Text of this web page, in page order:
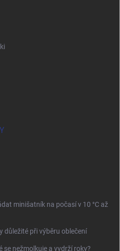
minišatník na počasí v 10 °C až
důležité při výběru oblečení
se nežmolkuje a vydrží roky?